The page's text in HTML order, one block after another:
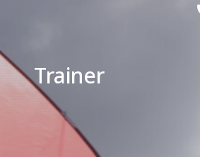
Trainer